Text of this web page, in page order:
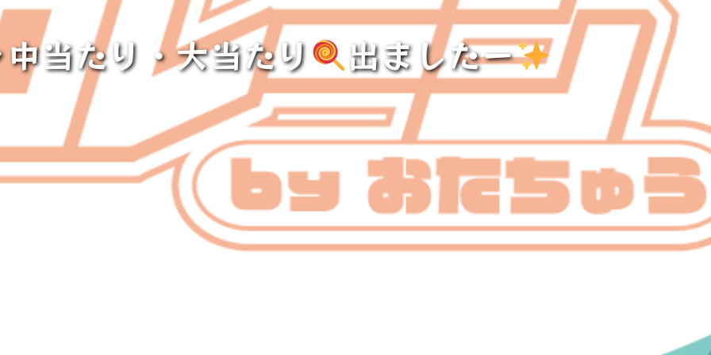
当たり・大当たり 出ましたー